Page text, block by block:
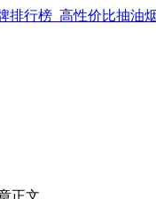
排行榜_高性价比抽油
正文